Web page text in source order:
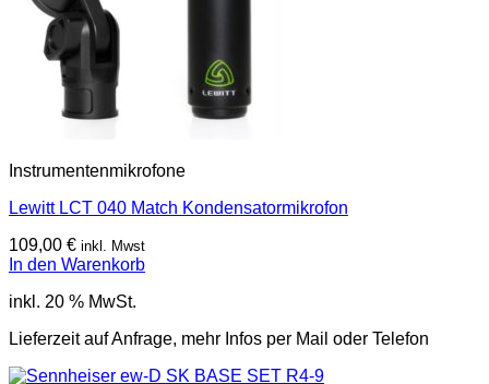
Instrumentenmikrofone
Lewitt LCT 040 Match Kondensatormikrofon
109,00 € inkl. Mwst
In den Warenkorb
inkl. 20 % MwSt.
Lieferzeit auf Anfrage, mehr Infos per Mail oder Telefon